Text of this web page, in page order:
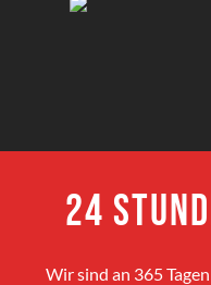
24
Wir sind an 365